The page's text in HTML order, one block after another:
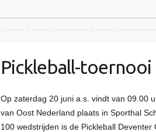
Pickleball-toernooi
Op zaterdag 20 juni a.s. vindt van 09.00
van Oost Nederland plaats in Sporthal
100 wedstrijden is de Pickleball Deventer